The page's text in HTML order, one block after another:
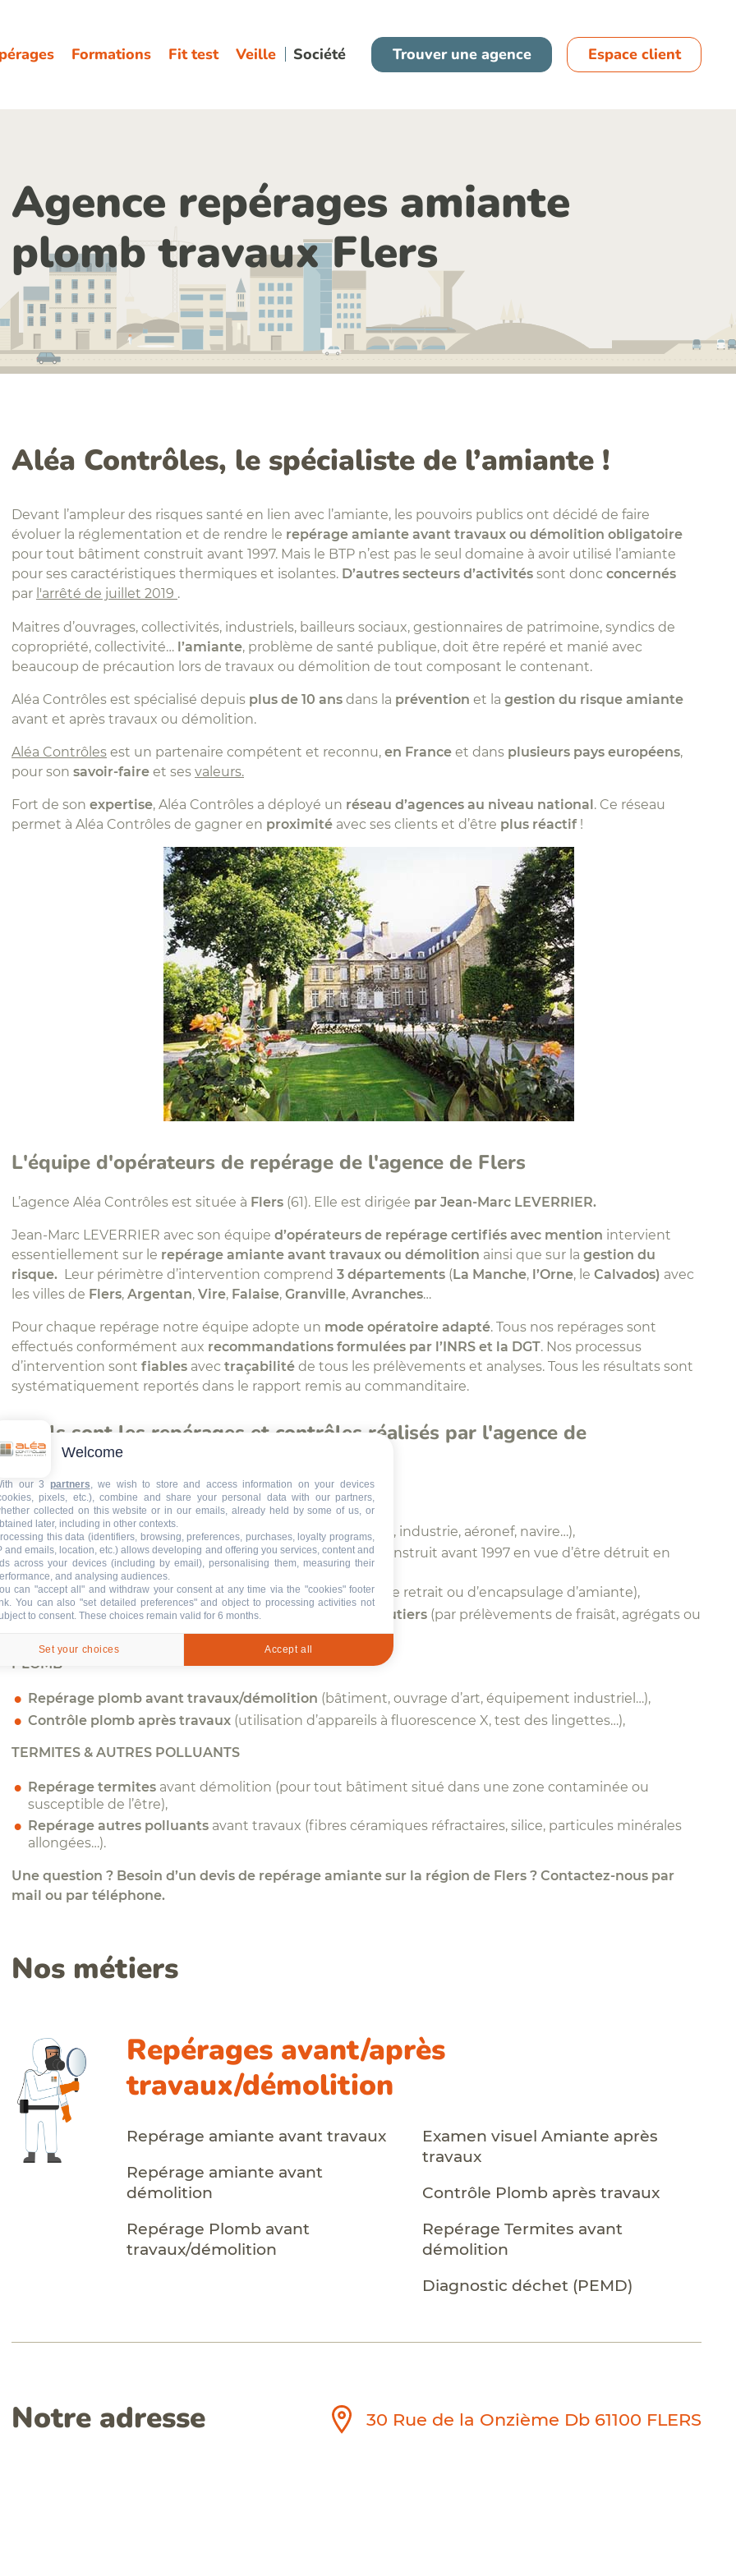
Formations Fit test Veille Société Trouver une agence
France
Espagne
Espace client
Agence repérages amiante
plomb travaux Flers
Aléa Contrôles, le spécialiste de l’amiante !
Devant l’ampleur des risques santé en lien avec l’amiante, les pouvoirs publics ont décidé de faire
évoluer la réglementation et de rendre le repérage amiante avant travaux ou démolition obligatoire
pour tout bâtiment construit avant 1997. Mais le BTP n’est pas le seul domaine à avoir utilisé l’amiante
pour ses caractéristiques thermiques et isolantes. D’autres secteurs d’activités sont donc concernés
par l'arrêté de juillet 2019 .
Maitres d’ouvrages, collectivités, industriels, bailleurs sociaux, gestionnaires de patrimoine, syndics de
copropriété, collectivité… l’amiante, problème de santé publique, doit être repéré et manié avec
beaucoup de précaution lors de travaux ou démolition de tout composant le contenant.
Aléa Contrôles est spécialisé depuis plus de 10 ans dans la prévention et la gestion du risque amiante
avant et après travaux ou démolition.
Aléa Contrôles est un partenaire compétent et reconnu, en France et dans plusieurs pays européens,
pour son savoir-faire et ses valeurs.
Fort de son expertise, Aléa Contrôles a déployé un réseau d’agences au niveau national. Ce réseau
permet à Aléa Contrôles de gagner en proximité avec ses clients et d’être plus réactif!
L'équipe d'opérateurs de repérage de l'agence de Flers
L’agence Aléa Contrôles est située à Flers (61). Elle est dirigée par Jean-Marc LEVERRIER.
Jean-Marc LEVERRIER avec son équipe d’opérateurs de repérage certifiés avec mention intervient
essentiellement sur le repérage amiante avant travaux ou démolition ainsi que sur la gestion du
risque. Leur périmètre d’intervention comprend 3 départements (La Manche, l’Orne, le Calvados) avec
les villes de Flers, Argentan, Vire, Falaise, Granville, Avranches…
Pour chaque repérage notre équipe adopte un mode opératoire adapté. Tous nos repérages sont
effectués conformément aux recommandations formulées par l’INRS et la DGT. Nos processus
d’intervention sont fiables avec traçabilité de tous les prélèvements et analyses. Tous les résultats sont
systématiquement reportés dans le rapport remis au commanditaire.
Quels sont les repérages et contrôles réalisés par l'agence de
Flers ?
AMIANTE
Repérage amiante avant travaux(bâtiment, génie civil, industrie, aéronef, navire…),
Repérage amiante avant démolition(pour tout bâti construit avant 1997 en vue d’être détruit en
partie ou en totalité),
Examen visuel amiante après travaux (après travaux de retrait ou d’encapsulage d’amiante),
Repérage amiante/HAP avant travaux sur enrobés routiers (par prélèvements de fraisât, agrégats ou
PLOMB
Repérage plomb avant travaux/démolition (bâtiment, ouvrage d’art, équipement industriel…),
Contrôle plomb après travaux (utilisation d’appareils à fluorescence X, test des lingettes…),
TERMITES & AUTRES POLLUANTS
Repérage termites avant démolition (pour tout bâtiment situé dans une zone contaminée ou
susceptible de l’être),
Repérage autres polluants avant travaux (fibres céramiques réfractaires, silice, particules minérales
allongées…).
Une question ? Besoin d’un devis de repérage amiante sur la région de Flers ? Contactez-nous par
mail ou par téléphone.
Nos métiers
Repérages avant/après
travaux/démolition
Repérage amiante avant travaux
Repérage amiante avant
démolition
Repérage Plomb avant
travaux/démolition
Examen visuel Amiante après
travaux
Contrôle Plomb après travaux
Repérage Termites avant
démolition
Diagnostic déchet (PEMD)
Notre adresse 30 Rue de la Onzième Db 61100 FLERS
Welcome
our 3 partners , we wish to store and access information on your devices
pixels, etc.), combine and share your personal data with our partners,
collected on this website or in our emails, already held by some of us, or
later, including in other contexts.
this data (identifiers, browsing, preferences, purchases, loyalty programs,
and emails, location, etc.) allows developing and offering you services, content and
across your devices (including by email), personalising them, measuring their
and analysing audiences.
can "accept all" and withdraw your consent at any time via the "cookies" footer
. You can also "set detailed preferences" and object to processing activities not
to consent. These choices remain valid for 6 months.
Set your choices Accept all